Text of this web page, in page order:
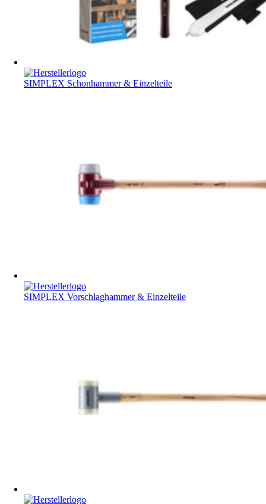
SIMPLEX Schonhammer & Einzelteile
SIMPLEX Vorschlaghammer & Einzelteile